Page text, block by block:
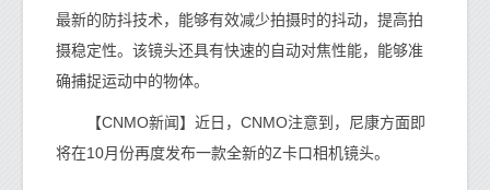
最新的防抖技术，能够有效减少拍摄时的抖动，提高拍
摄稳定性。该镜头还具有快速的自动对焦性能，能够准
确捕捉运动中的物体。
【CNMO新闻】近日，CNMO注意到，尼康方面即
将在10月份再度发布一款全新的Z卡口相机镜头。